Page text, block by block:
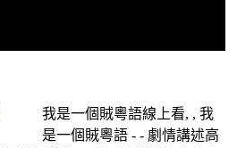
我是一個賊粵語線上看, , 我
是一個賊粵語 - - 劇情講述高